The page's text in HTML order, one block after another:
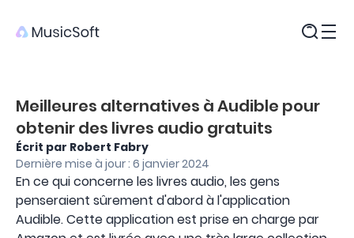
Meilleures alternatives à Audible pour
obtenir des livres audio gratuits
Écrit par Robert Fabry
Dernière mise à jour : 6 janvier 2024
En ce qui concerne les livres audio, les gens
penseraient sûrement d'abord à l'application
Audible. Cette application est prise en charge par